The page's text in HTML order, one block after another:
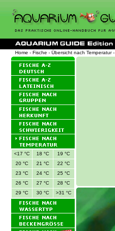
Home - Fische - Übersicht nach Temperatur-
<17 °C 18 °C
19 °C
20 °C
21 °C
22 °C
23 °C
24 °C
25 °C
26 °C
27 °C
28 °C
29 °C
30 °C >31 °C